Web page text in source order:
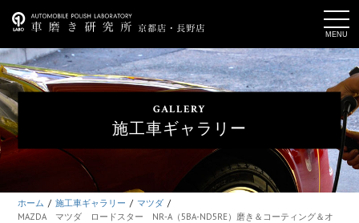
t
o
g
g
l
e
n
a
a
t
i
o
n
GALLERY
施工車ギャラリー
ホーム 施工車ギャラリー
マツダ
MAZDA マツダ ロードスター NR-A（5BA-ND5RE）磨き＆コーティング＆オ